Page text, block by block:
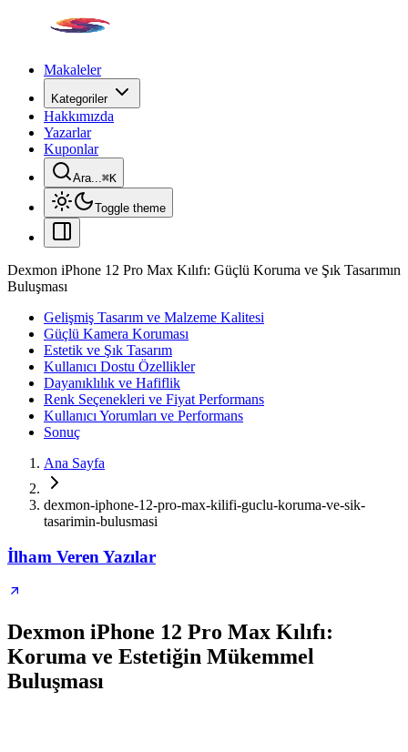
Makaleler
Kategoriler
Hakkımızda
Yazarlar
Kuponlar
Ara...⌘K
Toggle theme
Dexmon iPhone 12 Pro Max Kılıfı: Güçlü Koruma ve Şık Tasarımın
Buluşması
Gelişmiş Tasarım ve Malzeme Kalitesi
Güçlü Kamera Koruması
Estetik ve Şık Tasarım
Kullanıcı Dostu Özellikler
Dayanıklılık ve Hafiflik
Renk Seçenekleri ve Fiyat Performans
Kullanıcı Yorumları ve Performans
Sonuç
Ana Sayfa
dexmon-iphone-12-pro-max-kilifi-guclu-koruma-ve-sik-
tasarimin-bulusmasi
İlham Veren Yazılar
Dexmon iPhone 12 Pro Max Kılıfı:
Koruma ve Estetiğin Mükemmel
Buluşması